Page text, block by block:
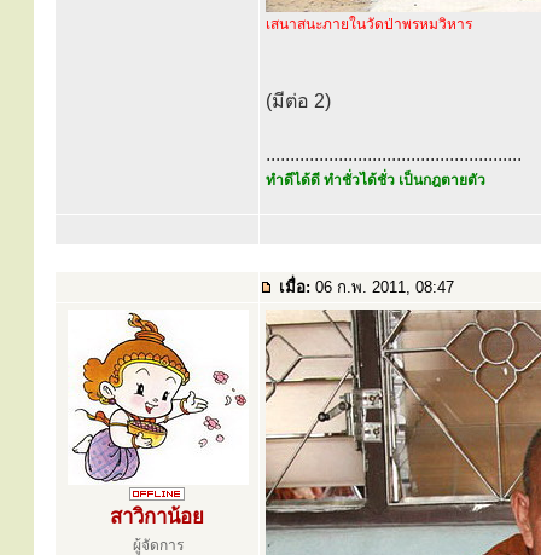
เสนาสนะภายในวัดป่าพรหมวิหาร
(มีต่อ 2)
.....................................................
ทำดีได้ดี ทำชั่วได้ชั่ว เป็นกฎตายตัว
เมื่อ: 06 ก.พ. 2011, 08:47
สาวิกาน้อย
ผู้จัดการ